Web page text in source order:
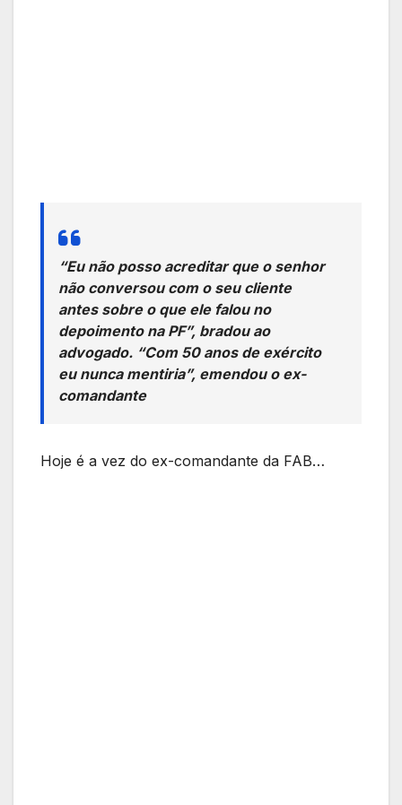
“Eu não posso acreditar que o senhor
não conversou com o seu cliente
antes sobre o que ele falou no
depoimento na PF”, bradou ao
advogado. “Com 50 anos de exército
eu nunca mentiria”, emendou o ex-
comandante
Hoje é a vez do ex-comandante da FAB…